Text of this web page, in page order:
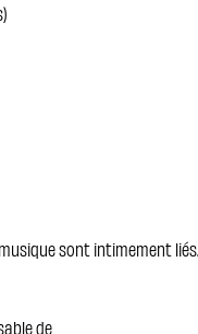
sont intimement liés.
de